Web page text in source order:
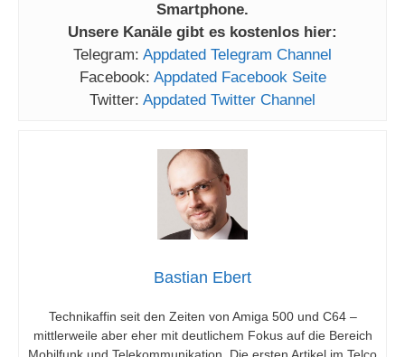
Smartphone.
Unsere Kanäle gibt es kostenlos hier:
Telegram: Appdated Telegram Channel
Facebook: Appdated Facebook Seite
Twitter: Appdated Twitter Channel
Bastian Ebert
Technikaffin seit den Zeiten von Amiga 500 und C64 –
mittlerweile aber eher mit deutlichem Fokus auf die Bereich